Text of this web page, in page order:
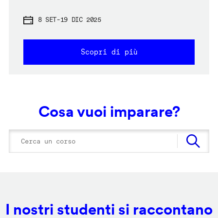
8 SET-19 DIC 2025
Scopri di più
Cosa vuoi imparare?
I nostri studenti si raccontano